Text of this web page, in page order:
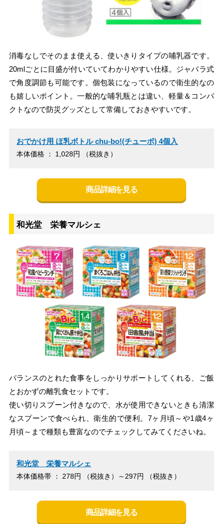
消毒なしでそのまま使える、使いきりタイプの哺乳器です。
20mlごとに目盛が付いていてわかりやすい仕様。ジャバラ式
で角度調節も可能です。個包装になっているので衛生的なの
も嬉しいポイント。一般的な哺乳瓶とは違い、軽量＆コンパ
クトなので防災グッズとして常備しておきやすいです。
おでかけ用 ほ乳ボトル chu-bo!(チューボ) 4個入
本体価格 ： 1,028円 （税抜き）
商品詳細を見る
和光堂 栄養マルシェ
バランスのとれた食事をしっかりサポートしてくれる、ご飯
とおかずの離乳食セットです。
使い切りスプーン付きなので、水が使用できないときも清潔
なスプーンで食べられ、衛生的で便利。7ヶ月頃～や1歳4ヶ
月頃～まで種類も豊富なのでチェックしてみてくださいね。
和光堂 栄養マルシェ
本体価格帯 ： 278円 （税抜き）～297円 （税抜き）
商品詳細を見る